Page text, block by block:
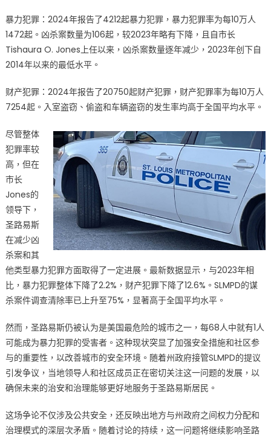
暴力犯罪：2024年报告了4212起暴力犯罪，暴力犯罪率为每10万人
1472起。凶杀案数量为106起，较2023年略有下降，且自市长
Tishaura O. Jones上任以来，凶杀案数量逐年减少，2023年创下自
2014年以来的最低水平。
财产犯罪：2024年报告了20750起财产犯罪，财产犯罪率为每10万人
7254起。入室盗窃、偷盗和车辆盗窃的发生率均高于全国平均水平。
尽管整体
犯罪率较
高，但在
市长
Jones的
领导下，
圣路易斯
在减少凶
杀案和其
他类型暴力犯罪方面取得了一定进展。最新数据显示，与2023年相
比，暴力犯罪整体下降了2.2%，财产犯罪下降了12.6%。SLMPD的谋
杀案件调查清除率已上升至75%，显著高于全国平均水平。
然而，圣路易斯仍被认为是美国最危险的城市之一，每68人中就有1人
可能成为暴力犯罪的受害者。这种现状突显了加强安全措施和社区参
与的重要性，以改善城市的安全环境。随着州政府接管SLMPD的提议
引发争议，当地领导人和社区成员正在密切关注这一问题的发展，以
确保未来的治安和治理能够更好地服务于圣路易斯居民。
这场争论不仅涉及公共安全，还反映出地方与州政府之间权力分配和
治理模式的深层次矛盾。随着讨论的持续，这一问题将继续影响圣路